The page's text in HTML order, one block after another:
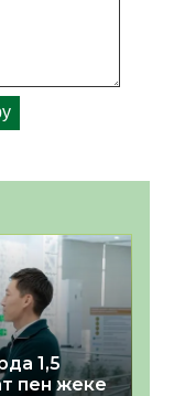
1,5
пен жеке